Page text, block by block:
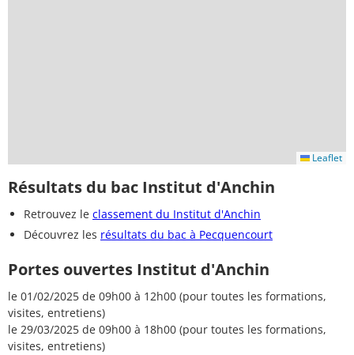
Leaflet
Résultats du bac Institut d'Anchin
Retrouvez le classement du Institut d'Anchin
Découvrez les résultats du bac à Pecquencourt
Portes ouvertes Institut d'Anchin
le 01/02/2025 de 09h00 à 12h00 (pour toutes les formations,
visites, entretiens)
le 29/03/2025 de 09h00 à 18h00 (pour toutes les formations,
visites, entretiens)